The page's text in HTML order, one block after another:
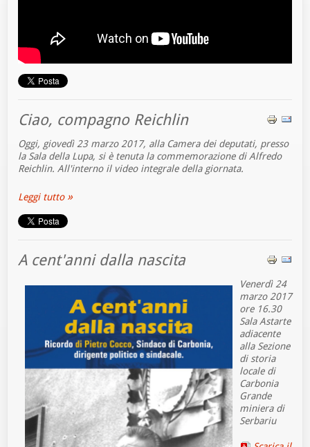
Ciao, compagno Reichlin
Oggi, giovedì 23 marzo 2017, alla Camera dei deputati, presso
la Sala della Lupa, si è tenuta la commemorazione di Alfredo
Reichlin. All'interno il video integrale della giornata.
Leggi tutto
A cent'anni dalla nascita
Venerdì 24
marzo 2017
ore 16.30
Sala Astarte
adiacente
alla Sezione
di storia
locale di
Carbonia
Grande
miniera di
Serbariu